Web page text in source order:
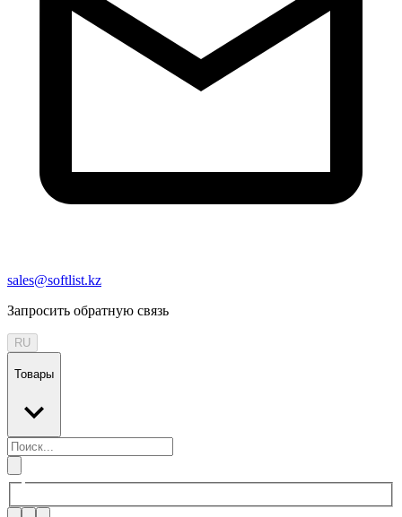
sales@softlist.kz
Запросить обратную связь
RU
Товары